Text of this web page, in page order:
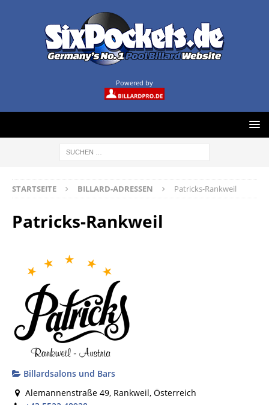
Powered by
STARTSEITE BILLARD-ADRESSEN Patricks-Rankweil
Patricks-Rankweil
Billardsalons und Bars
Alemannenstraße 49, Rankweil, Österreich